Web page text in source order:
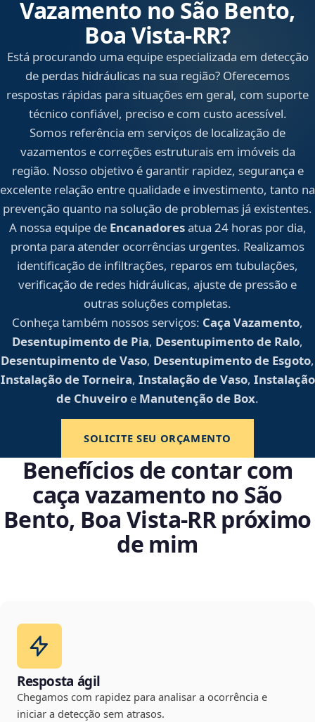
Vazamento no São Bento,
Boa Vista‑RR?
Está procurando uma equipe especializada em detecção
de perdas hidráulicas na sua região? Oferecemos
respostas rápidas para situações em geral, com suporte
técnico confiável, preciso e com custo acessível.
Somos referência em serviços de localização de
vazamentos e correções estruturais em imóveis da
região. Nosso objetivo é garantir rapidez, segurança e
excelente relação entre qualidade e investimento, tanto na
prevenção quanto na solução de problemas já existentes.
A nossa equipe de Encanadoresatua 24 horas por dia,
pronta para atender ocorrências urgentes. Realizamos
identificação de infiltrações, reparos em tubulações,
verificação de redes hidráulicas, ajuste de pressão e
outras soluções completas.
Conheça também nossos serviços: Caça Vazamento,
Desentupimento de Pia, Desentupimento de Ralo,
Desentupimento de Vaso, Desentupimento de Esgoto,
Instalação de Torneira, Instalação de Vaso, Instalação
de Chuveiro e Manutenção de Box.
SOLICITE SEU ORÇAMENTO
Benefícios de contar com
caça vazamento no São
Bento, Boa Vista‑RR próximo
de mim
Resposta ágil
Chegamos com rapidez para analisar a ocorrência e
iniciar a detecção sem atrasos.